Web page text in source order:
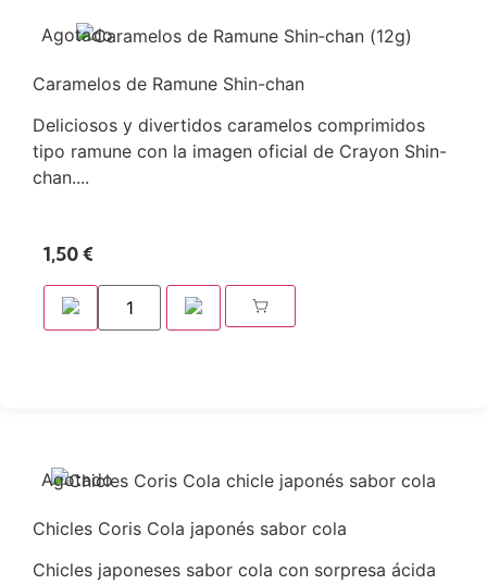
Agotado
Caramelos de Ramune Shin-chan
Deliciosos y divertidos caramelos comprimidos
tipo ramune con la imagen oficial de Crayon Shin-
chan....
1,50€
Agotado
Chicles Coris Cola japonés sabor cola
Chicles japoneses sabor cola con sorpresa ácida